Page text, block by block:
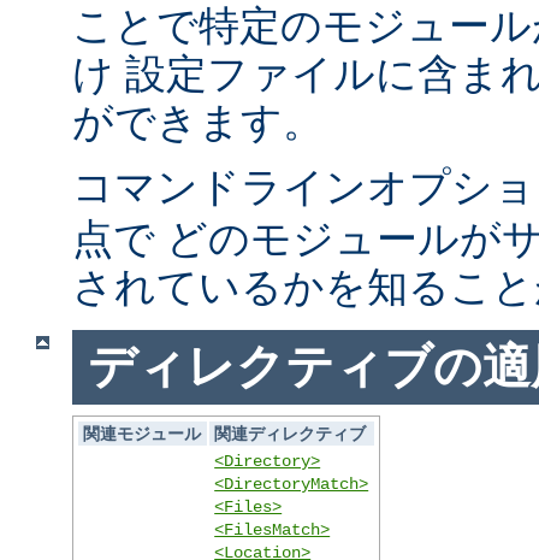
ことで特定のモジュー
け 設定ファイルに含ま
ができます。
コマンドラインオプシ
点で どのモジュールが
されているかを知るこ
ディレクティブの
関連モジュール
関連ディレクティブ
<Directory>
<DirectoryMatch>
<Files>
<FilesMatch>
<Location>